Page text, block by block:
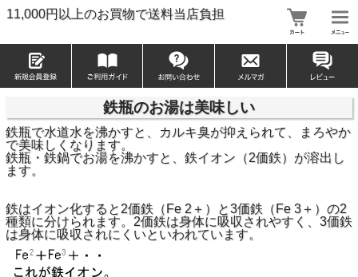
11,000円以上のお買物で送料当店負担
鉄瓶のお湯は美味しい
鉄瓶で水道水を沸かすと、カルキ臭が抑えられて、まろやか
で美味しくなります。
鉄瓶・鉄鍋でお湯を沸かすと、鉄イオン（2価鉄）が溶出し
ます。
鉄はイオン化すると2価鉄（Fe 2＋）と3価鉄（Fe 3＋）の2
種類に分けられます。2価鉄は身体に吸収されやすく、3価鉄
は身体に吸収されにくいといわれています。